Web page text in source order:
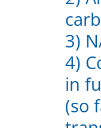
3)
4)
in
(so